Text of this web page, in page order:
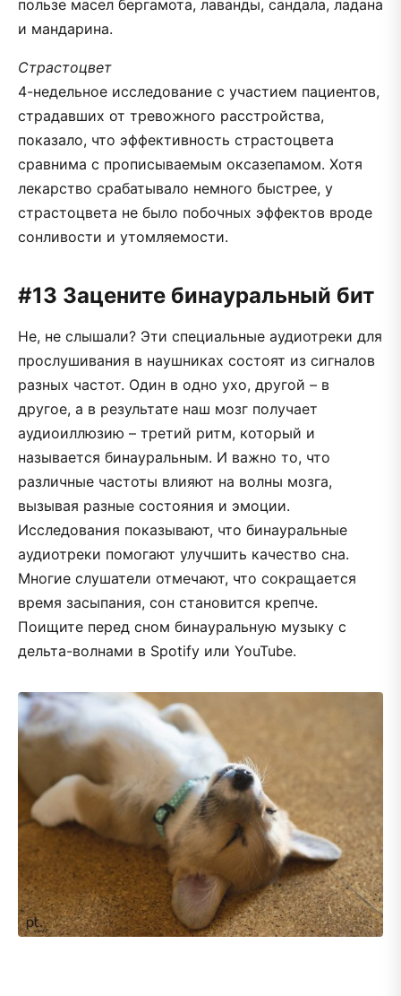
пользе масел бергамота, лаванды, сандала, ладана
и мандарина.
Страстоцвет
4-недельное исследование с участием пациентов,
страдавших от тревожного расстройства,
показало, что эффективность страстоцвета
сравнима с прописываемым оксазепамом. Хотя
лекарство срабатывало немного быстрее, у
страстоцвета не было побочных эффектов вроде
сонливости и утомляемости.
#13 Зацените бинауральный бит
Не, не слышали? Эти специальные аудиотреки для
прослушивания в наушниках состоят из сигналов
разных частот. Один в одно ухо, другой – в
другое, а в результате наш мозг получает
аудиоиллюзию – третий ритм, который и
называется бинауральным. И важно то, что
различные частоты влияют на волны мозга,
вызывая разные состояния и эмоции.
Исследования показывают, что бинауральные
аудиотреки помогают улучшить качество сна.
Многие слушатели отмечают, что сокращается
время засыпания, сон становится крепче.
Поищите перед сном бинауральную музыку с
дельта-волнами в Spotify или YouTube.